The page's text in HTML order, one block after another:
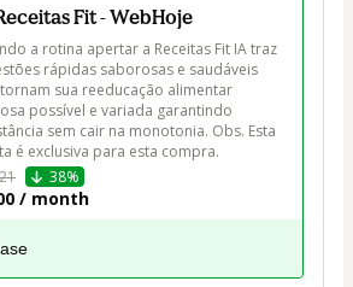
Fit - WebHoje
a rotina apertar a Receitas Fit IA traz
rápidas saborosas e saudáveis
sua reeducação alimentar
possível e variada garantindo
sem cair na monotonia. Obs. Esta
é exclusiva para esta compra.
38%
/ month